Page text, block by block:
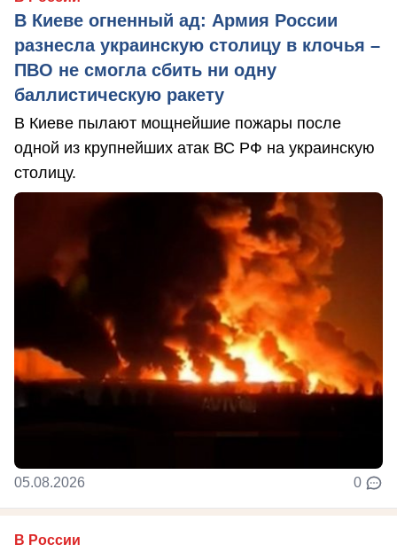
В Киеве огненный ад: Армия России
разнесла украинскую столицу в клочья –
ПВО не смогла сбить ни одну
баллистическую ракету
В Киеве пылают мощнейшие пожары после
одной из крупнейших атак ВС РФ на украинскую
столицу.
05.08.2026 0
В России